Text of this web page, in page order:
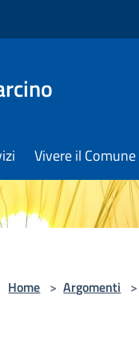
Vivere il Comune
Home > Argomenti >